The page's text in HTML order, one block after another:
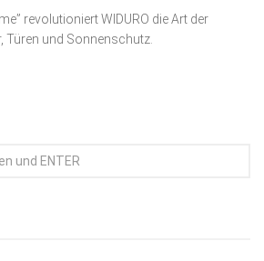
revolutioniert WIDURO die Art der
Türen und Sonnenschutz.